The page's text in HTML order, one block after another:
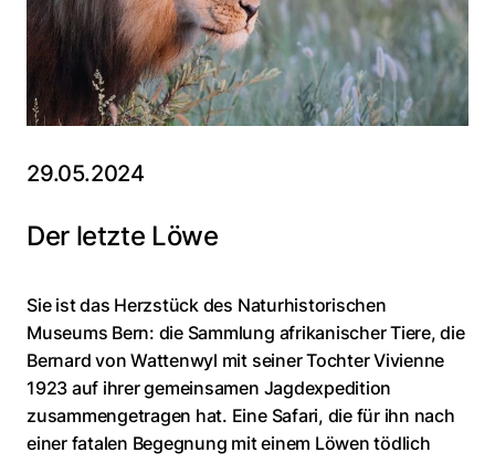
29.05.2024
Der letzte Löwe
Sie ist das Herzstück des Naturhistorischen
Museums Bern: die Sammlung afrikanischer Tiere, die
Bernard von Wattenwyl mit seiner Tochter Vivienne
1923 auf ihrer gemeinsamen Jagdexpedition
zusammengetragen hat. Eine Safari, die für ihn nach
einer fatalen Begegnung mit einem Löwen tödlich